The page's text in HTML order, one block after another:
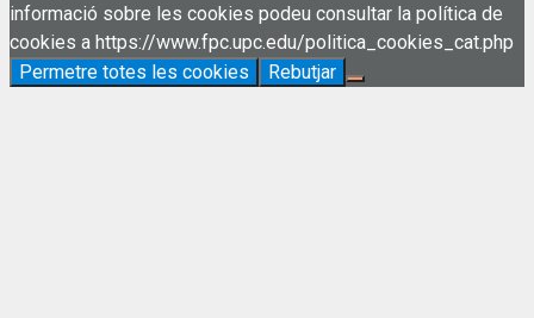
informació sobre les cookies podeu consultar la política de
cookies a https://www.fpc.upc.edu/politica_cookies_cat.php
Permetre totes les cookies
Rebutjar